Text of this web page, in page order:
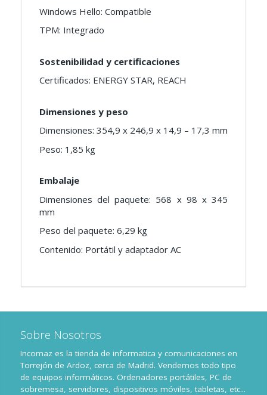
Windows Hello: Compatible
TPM: Integrado
Sostenibilidad y certificaciones
Certificados: ENERGY STAR, REACH
Dimensiones y peso
Dimensiones: 354,9 x 246,9 x 14,9 – 17,3 mm
Peso: 1,85 kg
Embalaje
Dimensiones del paquete: 568 x 98 x 345
mm
Peso del paquete: 6,29 kg
Contenido: Portátil y adaptador AC
Sobre Nosotros
Incomaz es la tienda de informatica y comunicaciones en
Torrejón de Ardoz, cerca de Madrid. Vendemos todo tipo
de equipos informáticos. Ordenadores portátiles, PC de
sobremesa, servidores, dispositivos móviles, tabletas, etc...